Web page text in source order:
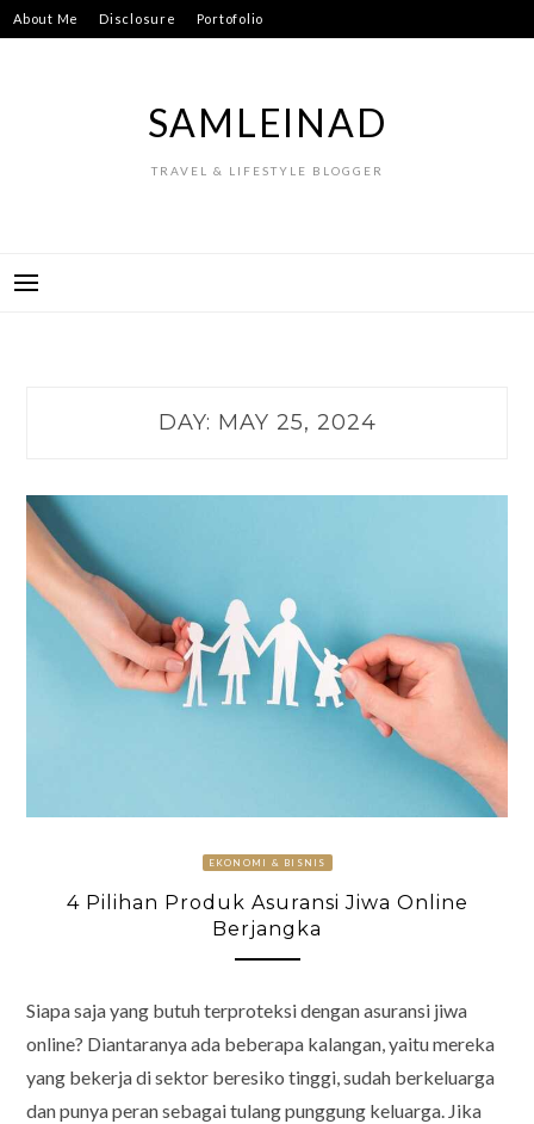
Skip
to
About Me Disclosure Portofolio
SAMLEINAD
TRAVEL & LIFESTYLE BLOGGER
DAY: MAY 25, 2024
EKONOMI & BISNIS
4 Pilihan Produk Asuransi Jiwa Online
Berjangka
Siapa saja yang butuh terproteksi dengan asuransi jiwa
online? Diantaranya ada beberapa kalangan, yaitu mereka
yang bekerja di sektor beresiko tinggi, sudah berkeluarga
dan punya peran sebagai tulang punggung keluarga. Jika